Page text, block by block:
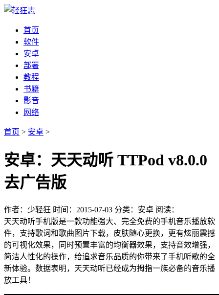
首页
软件
安卓
部署
教程
书籍
影音
网络
首页 > 安卓 >
安卓：天天动听 TTPod v8.0.0
去广告版
作者：少轻狂 时间：2015-07-03 分类：安卓 阅读：
天天动听手机版是一款功能强大、完全免费的手机音乐播放软
件，支持歌词和歌曲图片下载，皮肤随心更换，更有炫丽震撼
的可视化效果，同时预置丰富的均衡器效果，支持音效增强，
简洁人性化的操作，给追求音乐品质的你带来了手机听歌的全
新体验。数据表明，天天动听已经成为拇指一族必备的音乐播
放工具！